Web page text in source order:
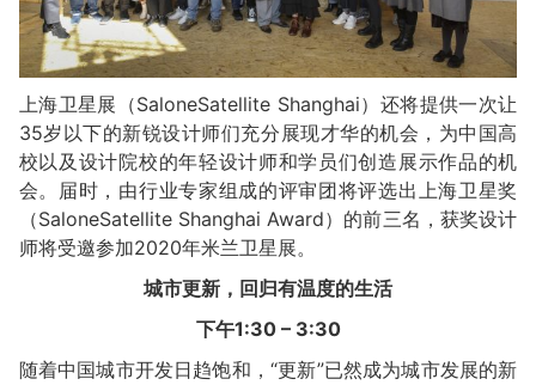
上海卫星展（SaloneSatellite Shanghai）还将提供一次让
35岁以下的新锐设计师们充分展现才华的机会，为中国高
校以及设计院校的年轻设计师和学员们创造展示作品的机
会。届时，由行业专家组成的评审团将评选出上海卫星奖
（SaloneSatellite Shanghai Award）的前三名，获奖设计
师将受邀参加2020年米兰卫星展。
城市更新，回归有温度的生活
下午1:30 – 3:30
随着中国城市开发日趋饱和，“更新”已然成为城市发展的新